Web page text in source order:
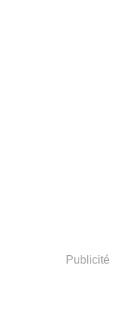
Publicité